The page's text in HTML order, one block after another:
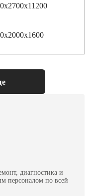
диагностика и
персоналом по всей